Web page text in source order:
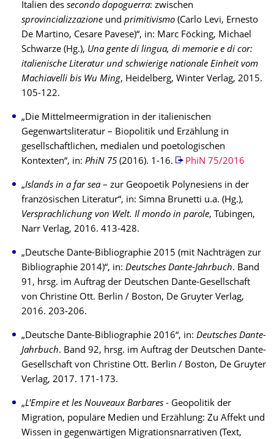
Italien des secondo dopoguerra: zwischen
sprovincializzazione und primitivismo (Carlo Levi, Ernesto
De Martino, Cesare Pavese)“, in: Marc Föcking, Michael
Schwarze (Hg.), Una gente di lingua, di memorie e di cor:
italienische Literatur und schwierige nationale Einheit vom
Machiavelli bis Wu Ming, Heidelberg, Winter Verlag, 2015.
105-122.
„Die Mittelmeermigration in der italienischen
Gegenwartsliteratur – Biopolitik und Erzählung in
gesellschaftlichen, medialen und poetologischen
Kontexten“, in: PhiN 75 (2016). 1-16. PhiN 75/2016
„Islands in a far sea– zur Geopoetik Polynesiens in der
französischen Literatur“, in: Simna Brunetti u.a. (Hg.),
Versprachlichung von Welt. Il mondo in parole, Tübingen,
Narr Verlag, 2016. 413-428.
„Deutsche Dante-Bibliographie 2015 (mit Nachträgen zur
Bibliographie 2014)“, in: Deutsches Dante-Jahrbuch. Band
91, hrsg. im Auftrag der Deutschen Dante-Gesellschaft
von Christine Ott. Berlin / Boston, De Gruyter Verlag,
2016. 203-206.
„Deutsche Dante-Bibliographie 2016“, in: Deutsches Dante-
Jahrbuch. Band 92, hrsg. im Auftrag der Deutschen Dante-
Gesellschaft von Christine Ott. Berlin / Boston, De Gruyter
Verlag, 2017. 171-173.
„L'Empire et les Nouveaux Barbares - Geopolitik der
Migration, populäre Medien und Erzählung: Zu Affekt und
Wissen in gegenwärtigen Migrationsnarrativen (Text,